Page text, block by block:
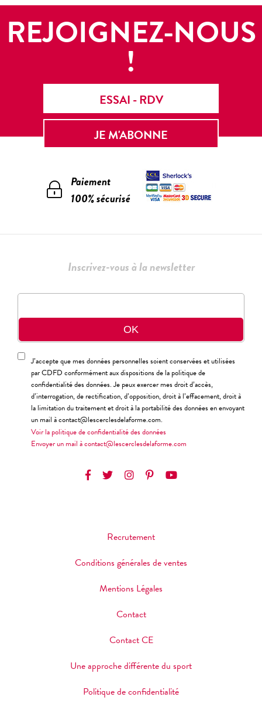
REJOIGNEZ-NOUS
!
ESSAI - RDV
JE M'ABONNE
Paiement
100% sécurisé
Inscrivez-vous à la newsletter
J’accepte que mes données personnelles soient conservées et utilisées
par CDFD conformément aux dispositions de la politique de
confidentialité des données. Je peux exercer mes droit d’accès,
d’interrogation, de rectification, d’opposition, droit à l’effacement, droit à
la limitation du traitement et droit à la portabilité des données en envoyant
un mail à contact@lescerclesdelaforme.com.
Voir la politique de confidentialité des données
Envoyer un mail à contact@lescerclesdelaforme.com
Recrutement
Conditions générales de ventes
Mentions Légales
Contact
Contact CE
Une approche différente du sport
Politique de confidentialité